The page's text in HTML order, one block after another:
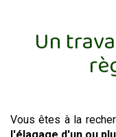
Un
Vous êtes à la